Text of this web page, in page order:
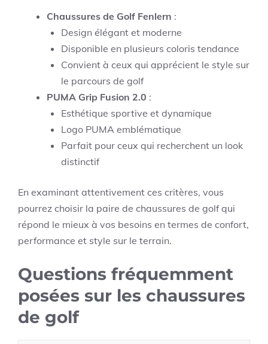
Chaussures de Golf Fenlern :
Design élégant et moderne
Disponible en plusieurs coloris tendance
Convient à ceux qui apprécient le style sur
le parcours de golf
PUMA Grip Fusion 2.0 :
Esthétique sportive et dynamique
Logo PUMA emblématique
Parfait pour ceux qui recherchent un look
distinctif
En examinant attentivement ces critères, vous
pourrez choisir la paire de chaussures de golf qui
répond le mieux à vos besoins en termes de confort,
performance et style sur le terrain.
Questions fréquemment
posées sur les chaussures
de golf